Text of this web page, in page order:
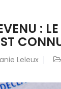
:
Leleux